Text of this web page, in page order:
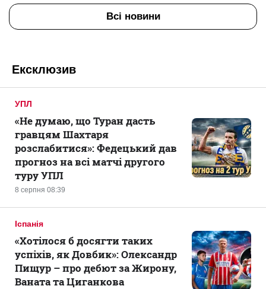
Всі новини
Ексклюзив
УПЛ
8 серпня 08:39
«Не думаю, що Туран дасть
гравцям Шахтаря
розслабитися»: Федецький дав
прогноз на всі матчі другого
туру УПЛ
Іспанія
«Хотілося б досягти таких
успіхів, як Довбик»: Олександр
Пищур – про дебют за Жирону,
Ваната та Циганкова